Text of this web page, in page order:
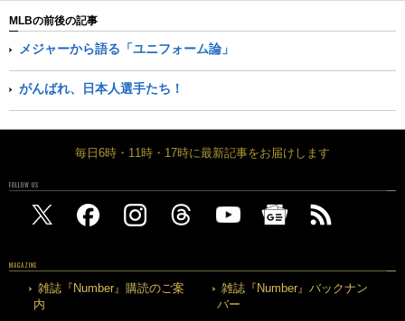
MLBの前後の記事
メジャーから語る「ユニフォーム論」
がんばれ、日本人選手たち！
毎日6時・11時・17時に最新記事をお届けします
FOLLOW US
MAGAZINE
雑誌『Number』購読のご案
内
雑誌『Number』バックナン
バー